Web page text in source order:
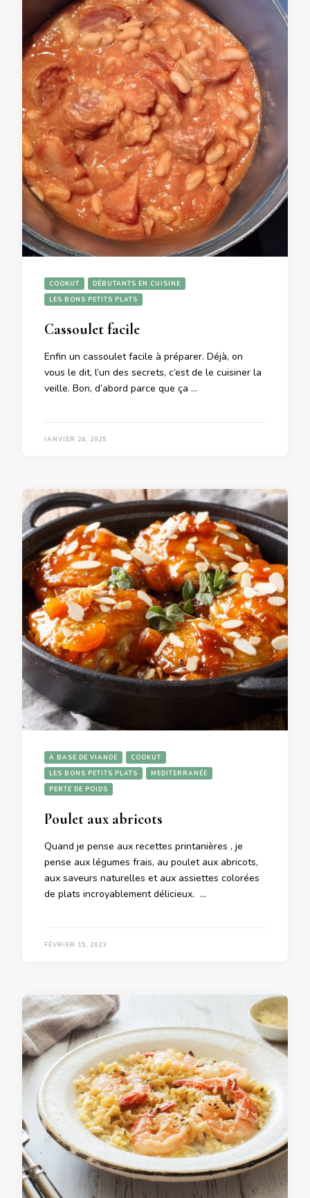
COOKUT
DÉBUTANTS EN CUISINE
LES BONS PETITS PLATS
Cassoulet facile
Enfin un cassoulet facile à préparer. Déjà, on
vous le dit, l’un des secrets, c’est de le cuisiner la
veille. Bon, d’abord parce que ça …
JANVIER 24, 2025
À BASE DE VIANDE
COOKUT
LES BONS PETITS PLATS
MEDITERRANÉE
PERTE DE POIDS
Poulet aux abricots
Quand je pense aux recettes printanières , je
pense aux légumes frais, au poulet aux abricots,
aux saveurs naturelles et aux assiettes colorées
de plats incroyablement délicieux. …
FÉVRIER 15, 2023